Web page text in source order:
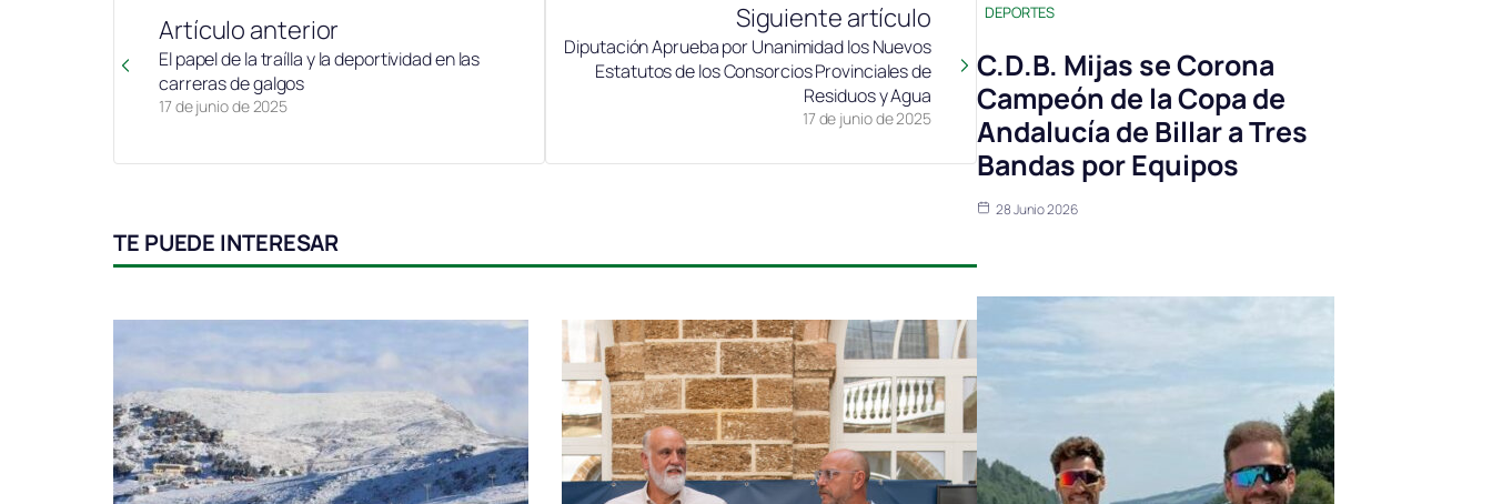
Artículo anterior
17 de junio de 2025
El papel de la traílla y la deportividad en las
carreras de galgos
Siguiente artículo
17 de junio de 2025
Diputación Aprueba por Unanimidad los Nuevos
Estatutos de los Consorcios Provinciales de
Residuos y Agua
TE PUEDE INTERESAR
DEPORTES
C.D.B. Mijas se Corona
Campeón de la Copa de
Andalucía de Billar a Tres
Bandas por Equipos
28 Junio 2026